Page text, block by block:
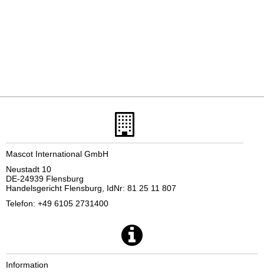
Mascot International GmbH
Neustadt 10
DE-24939 Flensburg
Handelsgericht Flensburg, IdNr: 81 25 11 807
Telefon: +49 6105 2731400
Information